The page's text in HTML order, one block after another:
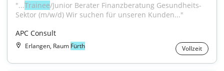
"...Trainee/Junior Berater Finanzberatung Gesundheits-
Sektor (m/w/d) Wir suchen für unseren Kunden..."
APC Consult
Erlangen, Raum Fürth Vollzeit